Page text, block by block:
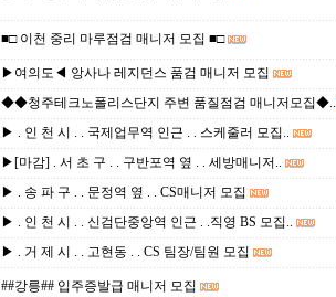
■□ 이천 중리 마루점검 매니저 모집 ■□
▶여의도◀ 앙사나 레지던스 품검 매니저 모집
◆◆청주테크노폴리스단지 주변 품질점검 매니저모집◆..
▶ . 인 천 시 . . 국제업무역 인근 . . 스케줄러 모집..
▶[마감] . 서 초 구 . . 구반포역 옆 . . 세방매니저..
▶ . 송 파 구 . . 문정역 옆 . . CS매니저 모집
▶ . 인 천 시 . . 신검단중앙역 인근 . .직영 BS 모집..
▶ . 거 제 시 . . 고현동 . . CS 팀장/팀원 모집
##강릉## 입주증발급 매니저 모집